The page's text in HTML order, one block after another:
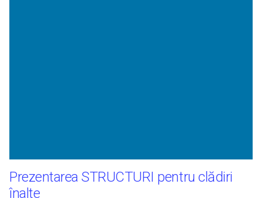
Prezentarea STRUCTURI pentru clădiri
înalte